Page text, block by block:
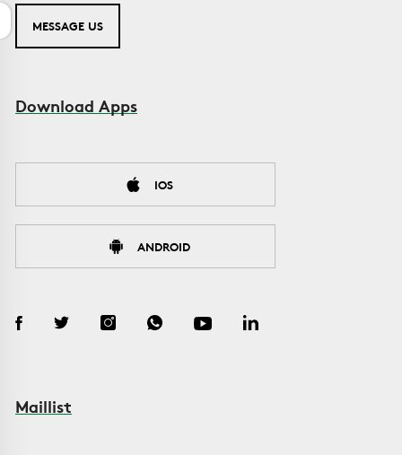
MESSAGE US
Download Apps
IOS
ANDROID
Maillist